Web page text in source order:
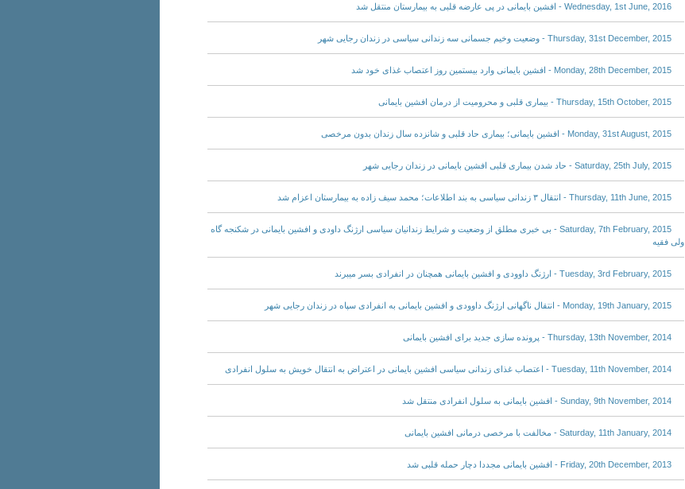
Wednesday, 1st June, 2016 - افشین بایمانی در پی عارضه قلبی به بیمارستان منتقل شد
Thursday, 31st December, 2015 - وضعیت وخیم جسمانی سه زندانی سیاسی در زندان رجایی شهر
Monday, 28th December, 2015 - افشین بایمانی وارد بیستمین روز اعتصاب غذای خود شد
Thursday, 15th October, 2015 - بیماری قلبی و محرومیت از درمان افشین بایمانی
Monday, 31st August, 2015 - افشین بایمانی؛ بیماری حاد قلبی و شانزده سال زندان بدون مرخصی
Saturday, 25th July, 2015 - حاد شدن بیماری قلبی افشین بایمانی در زندان رجایی شهر
Thursday, 11th June, 2015 - انتقال ۳ زندانی سیاسی به بند اطلاعات؛ محمد سیف زاده به بیمارستان اعزام شد
Saturday, 7th February, 2015 - بی خبری مطلق از وضعیت و شرایط زندانیان سیاسی ارژنگ داودی و افشین بایمانی در شکنجه گاه
ولی فقیه
Tuesday, 3rd February, 2015 - ارژنگ داوودی و افشین بایمانی همچنان در انفرادی بسر میبرند
Monday, 19th January, 2015 - انتقال ناگهانی ارژنگ داوودی و افشین بایمانی به انفرادی سپاه در زندان رجایی شهر
Thursday, 13th November, 2014 - پرونده سازی جدید برای افشین بایمانی
Tuesday, 11th November, 2014 - اعتصاب غذای زندانی سیاسی افشین بایمانی در اعتراض به انتقال خویش به سلول انفرادی
Sunday, 9th November, 2014 - افشین بایمانی به سلول انفرادی منتقل شد
Saturday, 11th January, 2014 - مخالفت با مرخصی درمانی افشین بایمانی
Friday, 20th December, 2013 - افشین بایمانی مجددا دچار حمله قلبی شد